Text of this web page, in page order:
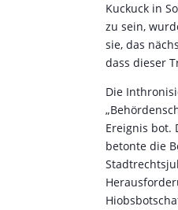
Kuckuck in
zu sein,
sie, das
dass dieser
Die
Ereignis bot.
betonte die